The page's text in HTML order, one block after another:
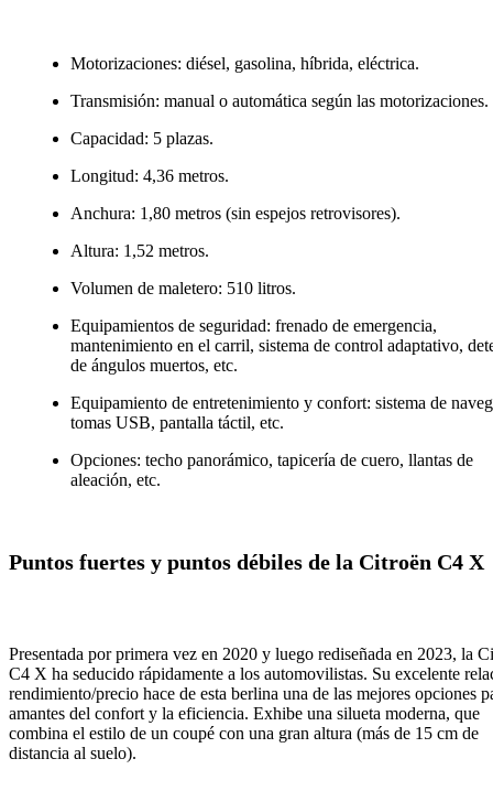
Motorizaciones: diésel, gasolina, híbrida, eléctrica.
Transmisión: manual o automática según las motorizaciones.
Capacidad: 5 plazas.
Longitud: 4,36 metros.
Anchura: 1,80 metros (sin espejos retrovisores).
Altura: 1,52 metros.
Volumen de maletero: 510 litros.
Equipamientos de seguridad: frenado de emergencia,
mantenimiento en el carril, sistema de control adaptativo,
de ángulos muertos, etc.
Equipamiento de entretenimiento y confort: sistema de
tomas USB, pantalla táctil, etc.
Opciones: techo panorámico, tapicería de cuero, llantas de
aleación, etc.
Puntos fuertes y puntos débiles de la Citroën C4 X
Presentada por primera vez en 2020 y luego rediseñada en 2023, la
C4 X ha seducido rápidamente a los automovilistas. Su excelente
rendimiento/precio hace de esta berlina una de las mejores opciones
amantes del confort y la eficiencia. Exhibe una silueta moderna, que
combina el estilo de un coupé con una gran altura (más de 15 cm de
distancia al suelo).